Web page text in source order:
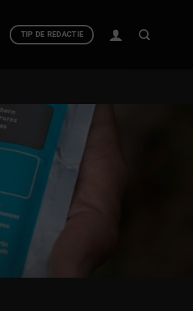
TIP DE REDACTIE